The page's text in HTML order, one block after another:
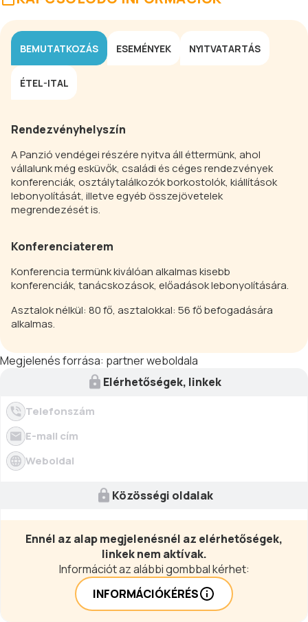
BEMUTATKOZÁS ESEMÉNYEK NYITVATARTÁS
ÉTEL-ITAL
Rendezvényhelyszín
A Panzió vendégei részére nyitva áll éttermünk, ahol
vállalunk még esküvők, családi és céges rendezvények
konferenciák, osztálytalálkozók borkostolók, kiállítások
lebonyolítását, illetve egyéb összejövetelek
megrendezését is.
Konferenciaterem
Konferencia termünk kiválóan alkalmas kisebb
konferenciák, tanácskozások, előadások lebonyolítására.
Asztalok nélkül: 80 fő, asztalokkal: 56 fő befogadására
alkalmas.
Megjelenés forrása: partner weboldala
Elérhetőségek, linkek
Telefonszám
E-mail cím
Weboldal
Közösségi oldalak
Ennél az alap megjelenésnél az elérhetőségek,
linkek nem aktívak.
Információt az alábbi gombbal kérhet:
INFORMÁCIÓKÉRÉS